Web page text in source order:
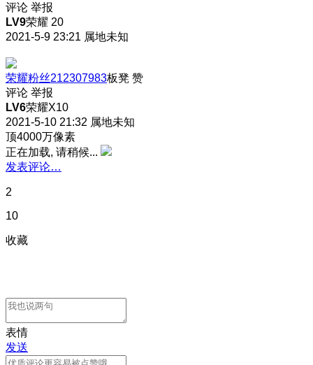
评论 举报
LV9荣耀 20
2021-5-9 23:21 属地未知
荣耀粉丝212307983板凳 赞
评论 举报
LV6荣耀X10
2021-5-10 21:32 属地未知
顶4000万像素
正在加载, 请稍候...
发表评论…
2
10
收藏
表情
发送